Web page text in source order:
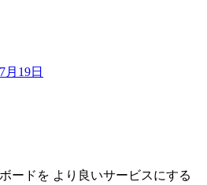
月19日
ードを より良いサービスにする